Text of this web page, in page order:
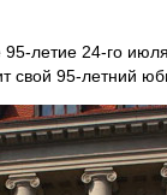
летие 24-го июля
свой 95-летний